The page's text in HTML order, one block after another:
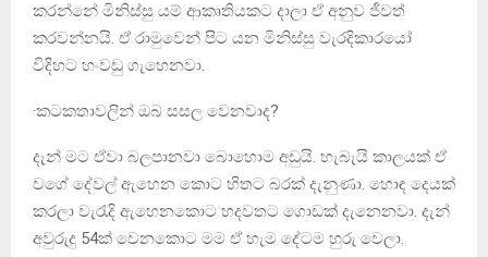
කරන්නේ මිනිස්සු යම් ආකෘතියකට දාලා ඒ අනුව ජීවත්
කරවන්නයි. ඒ රාමුවෙන් පිට යන මිනිස්සු වැරදිකාරයෝ
විදිහට හංවඩු ගැහෙනවා.
·කටකතාවලින් ඔබ සසල වෙනවාද?
දැන් මට ඒවා බලපානවා බොහොම අඩුයි. හැබැයි කාලයක් ඒ
වගේ දේවල් ඇහෙන කොට හිතට බරක් දැනුණා. හොඳ දෙයක්
කරලා වැරැදි ඇහෙනකොට හදවතට ගොඩක් දැනෙනවා. දැන්
අවුරුදු 54ක් වෙනකොට මම ඒ හැම දේටම හුරු වෙලා.